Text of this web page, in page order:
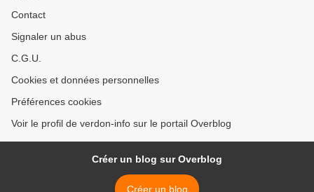
Contact
Signaler un abus
C.G.U.
Cookies et données personnelles
Préférences cookies
Voir le profil de verdon-info sur le portail Overblog
Créer un blog sur Overblog
Créer un blog